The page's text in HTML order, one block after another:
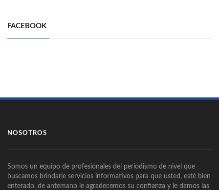
FACEBOOK
NOSOTROS
Somos un equipo de profesionales del periodismo de nivel que
buscamos brindarle servicios informativos para que usted, esté bien
enterado, de antemano le agradecemos su confianza y le damos las